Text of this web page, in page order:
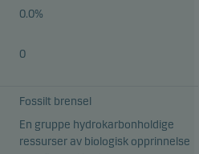
0.0%
0
Fossilt brensel
En gruppe hydrokarbonholdige
ressurser av biologisk opprinnelse